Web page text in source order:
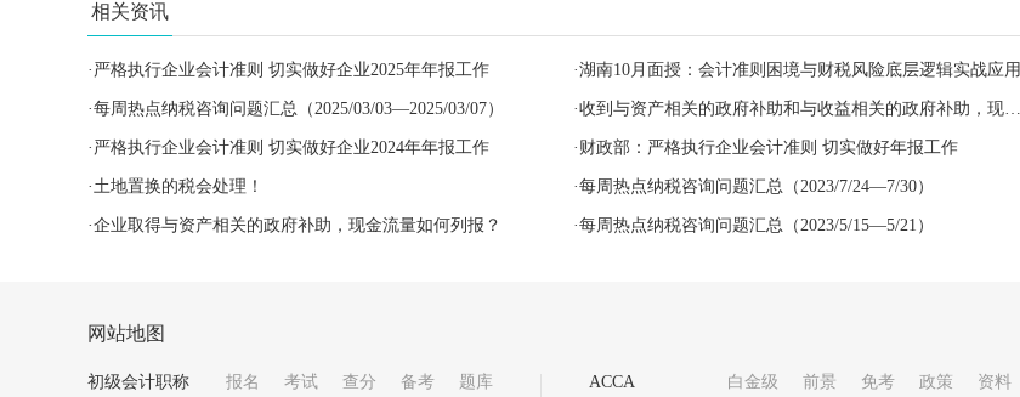
相关资讯
· 严格执行企业会计准则 切实做好企业2025年年报工作 ·湖南10月面授：会计准则困境与财税风险底层逻辑实战应用
·每周热点纳税咨询问题汇总（2025/03/03—2025/03/07） ·收到与资产相关的政府补助和与收益相关的政府补助，现金流量表填列有区别吗？
· 严格执行企业会计准则 切实做好企业2024年年报工作 · 财政部：严格执行企业会计准则 切实做好年报工作
·土地置换的税会处理！ ·每周热点纳税咨询问题汇总（2023/7/24—7/30）
·企业取得与资产相关的政府补助，现金流量如何列报？ ·每周热点纳税咨询问题汇总（2023/5/15—5/21）
网站地图
初级会计职称 报名 考试 查分 备考 题库 ACCA 白金级 前景 免考 政策 资料